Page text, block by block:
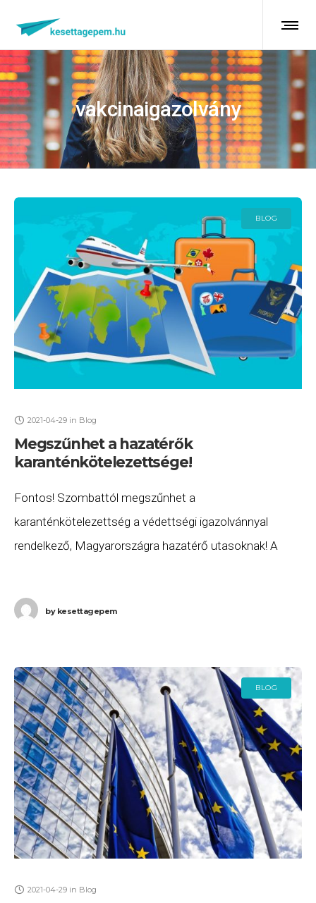
vakcinaigazolvány
BLOG
2021-04-29 in Blog
Megszűnhet a hazatérők
karanténkötelezettsége!
Fontos! Szombattól megszűnhet a
karanténkötelezettség a védettségi igazolvánnyal
rendelkező, Magyarországra hazatérő utasoknak! A
karanténkötelezettség nélkül
bykesettagepem
BLOG
2021-04-29 in Blog